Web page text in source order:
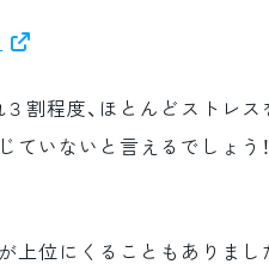
割程度、ほとんどストレス
ていないと言えるでしょう！
上位にくることもありまし